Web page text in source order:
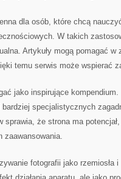
dla osób, które chcą
W takich
Artykuły mogą pomagać w
temu serwis może wspierać
jako inspirujące
specjalistycznych
sprawia, że strona ma
zaawansowania.
fotografii jako rzemiosła